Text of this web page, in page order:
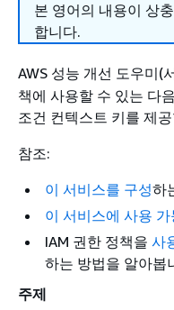
본 영어의 내용이 상
합니다.
AWS 성능 개선 도우미(
책에 사용할 수 있는 다
조건 컨텍스트 키를 제
참조:
이 서비스를 구성하
이 서비스에 사용 가
IAM 권한 정책을 사
하는 방법을 알아봅
주제